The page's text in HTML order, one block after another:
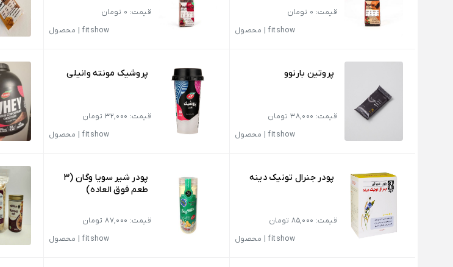
قیمت: 0 تومان
fitshow
محصول
قیمت: 0 تومان
fitshow
محصول
پروتین بارنوو
قیمت: 38,000 تومان
fitshow
محصول
پروشیک مونته وانیلی
قیمت: 32,000 تومان
fitshow
محصول
پودر جنرال تونیک دینه
قیمت: 85,000 تومان
fitshow
محصول
پودر شیر سویا وگان (3
طعم فوق العاده)
قیمت: 87,000 تومان
fitshow
محصول